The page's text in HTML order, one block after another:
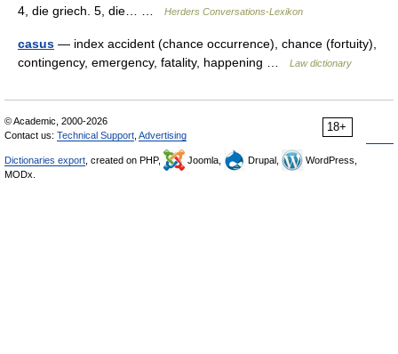
4, die griech. 5, die… …
Herders Conversations-Lexikon
casus — index accident (chance occurrence), chance (fortuity),
contingency, emergency, fatality, happening …
Law dictionary
18+
© Academic, 2000-2026
Contact us: Technical Support Advertising
Dictionaries export , created on PHP, Joomla, Drupal,
WordPress,
MODx.